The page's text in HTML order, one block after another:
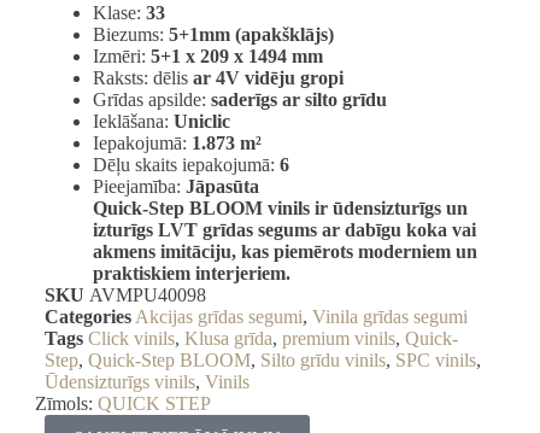
Klase: 33
Biezums: 5+1mm (apakšklājs)
Izmēri: 5+1 x 209 x 1494 mm
Raksts: dēlis ar 4V vidēju gropi
Grīdas apsilde: saderīgs ar silto grīdu
Ieklāšana: Uniclic
Iepakojumā: 1.873 m²
Dēļu skaits iepakojumā: 6
Pieejamība: Jāpasūta
Quick-Step BLOOM vinils ir ūdensizturīgs un
izturīgs LVT grīdas segums ar dabīgu koka vai
akmens imitāciju, kas piemērots moderniem un
praktiskiem interjeriem.
SKU AVMPU40098
Categories Akcijas grīdas segumi, Vinila grīdas segumi
Tags Click vinils, Klusa grīda, premium vinils, Quick-
Step, Quick-Step BLOOM, Silto grīdu vinils, SPC vinils,
Ūdensizturīgs vinils, Vinils
Zīmols: QUICK STEP